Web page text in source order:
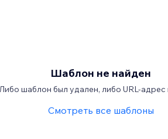
Шаблон не найден
Либо шаблон был удален, либо URL-адрес
Смотреть все шаблоны